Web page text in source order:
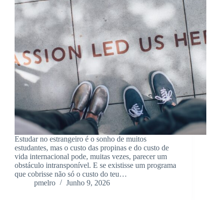
Estudar no estrangeiro é o sonho de muitos
estudantes, mas o custo das propinas e do custo de
vida internacional pode, muitas vezes, parecer um
obstáculo intransponível. E se existisse um programa
que cobrisse não só o custo do teu…
pmelro
Junho 9, 2026